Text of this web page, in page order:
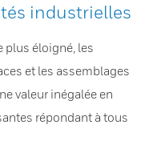
industrielles
plus éloigné, les
et les assemblages
valeur inégalée en
répondant à tous